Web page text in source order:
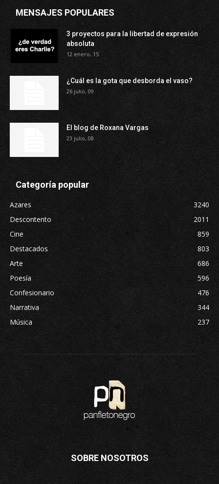
MENSAJES POPULARES
3 proyectos para la libertad de expresión
absoluta
12 enero, 15
¿Cuál es la gota que desborda el vaso?
26 julio, 09
El blog de Roxana Vargas
23 julio, 08
Categoría popular
Azares
3240
Descontento
2011
Cine
859
Destacados
803
Arte
686
Poesía
596
Confesionario
476
Narrativa
344
Música
237
SOBRE NOSOTROS